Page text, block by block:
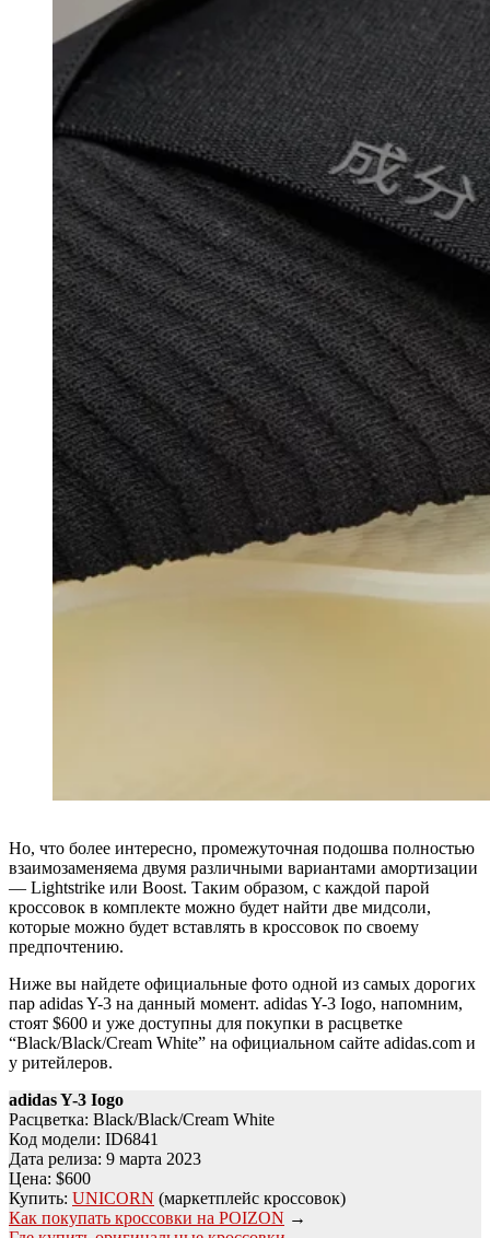
Но, что более интересно, промежуточная подошва полностью
взаимозаменяема двумя различными вариантами амортизации
— Lightstrike или Boost. Таким образом, с каждой парой
кроссовок в комплекте можно будет найти две мидсоли,
которые можно будет вставлять в кроссовок по своему
предпочтению.
Ниже вы найдете официальные фото одной из самых дорогих
пар adidas Y-3 на данный момент. adidas Y-3 Iogo, напомним,
стоят $600 и уже доступны для покупки в расцветке
“Black/Black/Cream White” на официальном сайте adidas.com и
у ритейлеров.
adidas Y-3 Iogo
Расцветка: Black/Black/Cream White
Код модели: ID6841
Дата релиза: 9 марта 2023
Цена: $600
Купить: UNICORN (маркетплейс кроссовок)
Как покупать кроссовки на POIZON →